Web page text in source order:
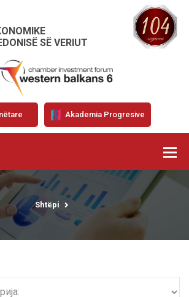
SË VERIUT
Akademia Progresive
Shtëpi